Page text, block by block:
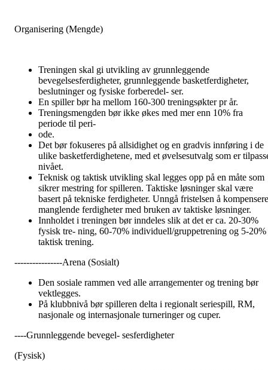
Organisering (Mengde)
Treningen skal gi utvikling av grunnleggende
bevegelsesferdigheter, grunnleggende basketferdigheter,
beslutninger og fysiske forberedel- ser.
En spiller bør ha mellom 160-300 treningsøkter pr år.
Treningsmengden bør ikke økes med mer enn 10% fra
periode til peri-
ode.
Det bør fokuseres på allsidighet og en gradvis innføring i de
ulike basketferdighetene, med et øvelsesutvalg som er
nivået.
Teknisk og taktisk utvikling skal legges opp på en måte som
sikrer mestring for spilleren. Taktiske løsninger skal være
basert på tekniske ferdigheter. Unngå fristelsen å kompensere
manglende ferdigheter med bruken av taktiske løsninger.
Innholdet i treningen bør inndeles slik at det er ca. 20-30%
fysisk tre- ning, 60-70% individuell/gruppetrening og 5-20%
taktisk trening.
----------------Arena (Sosialt)
Den sosiale rammen ved alle arrangementer og trening bør
vektlegges.
På klubbnivå bør spilleren delta i regionalt seriespill, RM,
nasjonale og internasjonale turneringer og cuper.
----Grunnleggende bevegel- sesferdigheter
(Fysisk)